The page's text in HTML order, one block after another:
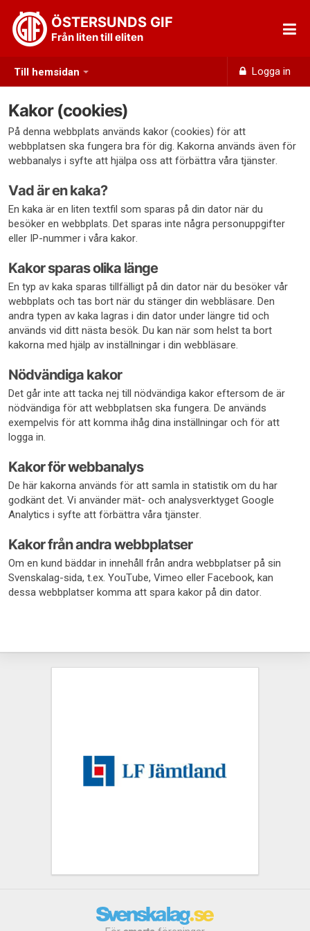
Till hemsidan Logga in
ÖSTERSUNDS GIF
Från liten till eliten
Kakor (cookies)
På denna webbplats används kakor (cookies) för att
webbplatsen ska fungera bra för dig. Kakorna används även för
webbanalys i syfte att hjälpa oss att förbättra våra tjänster.
Vad är en kaka?
En kaka är en liten textfil som sparas på din dator när du
besöker en webbplats. Det sparas inte några personuppgifter
eller IP-nummer i våra kakor.
Kakor sparas olika länge
En typ av kaka sparas tillfälligt på din dator när du besöker vår
webbplats och tas bort när du stänger din webbläsare. Den
andra typen av kaka lagras i din dator under längre tid och
används vid ditt nästa besök. Du kan när som helst ta bort
kakorna med hjälp av inställningar i din webbläsare.
Nödvändiga kakor
Det går inte att tacka nej till nödvändiga kakor eftersom de är
nödvändiga för att webbplatsen ska fungera. De används
exempelvis för att komma ihåg dina inställningar och för att
logga in.
Kakor för webbanalys
De här kakorna används för att samla in statistik om du har
godkänt det. Vi använder mät- och analysverktyget Google
Analytics i syfte att förbättra våra tjänster.
Kakor från andra webbplatser
Om en kund bäddar in innehåll från andra webbplatser på sin
Svenskalag-sida, t.ex. YouTube, Vimeo eller Facebook, kan
dessa webbplatser komma att spara kakor på din dator.